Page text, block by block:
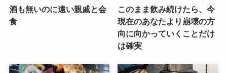
酒も無いのに遠い親戚と会
食
このまま飲み続けたら、今
現在のあなたより崩壊の方
向に向かっていくことだけ
は確実